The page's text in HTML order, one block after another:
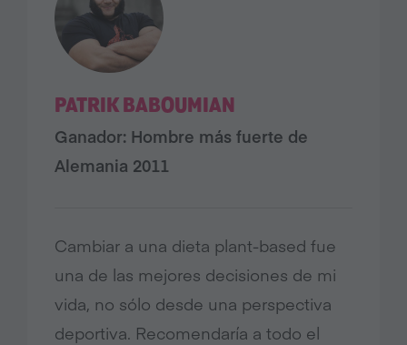
PATRIK BABOUMIAN
Ganador: Hombre más fuerte de
Alemania 2011
Cambiar a una dieta plant-based fue
una de las mejores decisiones de mi
vida, no sólo desde una perspectiva
deportiva. Recomendaría a todo el